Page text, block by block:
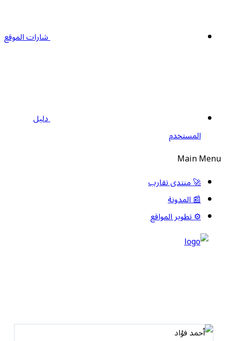
شارات الموقع
دليل
المستخدم
Main Menu
🚀 منتدى تقارب
📰 المدونة
⚙️ تطوير المواقع